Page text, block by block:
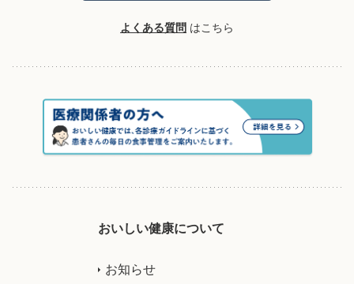
よくある質問 はこちら
おいしい健康について
お知らせ